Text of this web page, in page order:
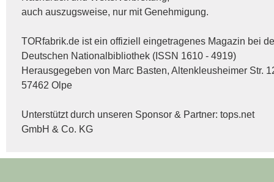
auch auszugsweise, nur mit Genehmigung.
TORfabrik.de ist ein offiziell eingetragenes Magazin bei
Deutschen Nationalbibliothek (ISSN 1610 - 4919)
Herausgegeben von Marc Basten, Altenkleusheimer Str.
57462 Olpe
Unterstützt durch unseren Sponsor & Partner: tops.net
GmbH & Co. KG